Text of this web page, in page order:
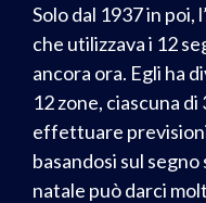
Solo dal 1937 in poi,
che utilizzava i 12
ancora ora. Egli ha
12 zone, ciascuna
effettuare
basandosi sul
natale può darci